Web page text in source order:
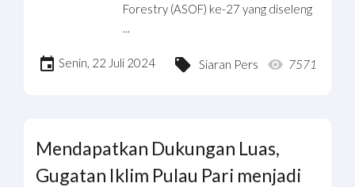
Forestry (ASOF) ke-27 yang diseleng
...
Senin, 22 Juli 2024 Siaran Pers 7571
Mendapatkan Dukungan Luas,
Gugatan Iklim Pulau Pari menjadi